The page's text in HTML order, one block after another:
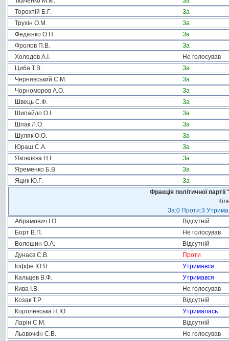
Торохтій Б.Г.
За
Трухін О.М.
За
Федієнко О.П.
За
Фролов П.В.
За
Холодов А.І.
Не голосував
Циба Т.В.
За
Чернявський С.М.
За
Чорноморов А.О.
За
Швець С.Ф.
За
Шипайло О.І.
За
Шпак Л.О.
За
Шуляк О.О.
За
Юраш С.А.
За
Яковлєва Н.І.
За
Яременко Б.В.
За
Яцик Ю.Г.
За
Фракція політичної
За:0 Проти:3
Абрамович І.О.
Відсутній
Борт В.П.
Не голосував
Волошин О.А.
Відсутній
Дунаєв С.В.
Проти
Іоффе Ю.Я.
Утримався
Кальцев В.Ф.
Утримався
Кива І.В.
Не голосував
Козак Т.Р.
Відсутній
Королевська Н.Ю.
Утрималась
Ларін С.М.
Відсутній
Льовочкін С.В.
Не голосував